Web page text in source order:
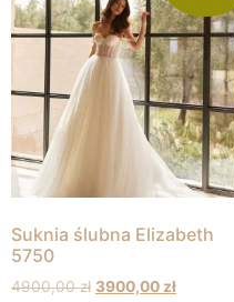
Suknia ślubna Elizabeth
5750
4900,00zł 3900,00zł